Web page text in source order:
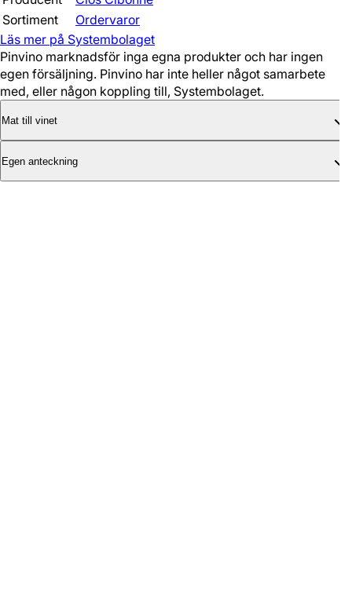
Sortiment
Ordervaror
Läs mer på Systembolaget
Pinvino marknadsför inga egna produkter och har ingen
egen försäljning. Pinvino har inte heller något samarbete
med, eller någon koppling till, Systembolaget.
Mat till vinet
Egen anteckning